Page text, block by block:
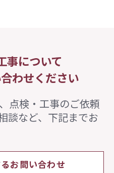
事について
わせください
点検・工事のご依頼
談など、下記までお
お問い合わせ